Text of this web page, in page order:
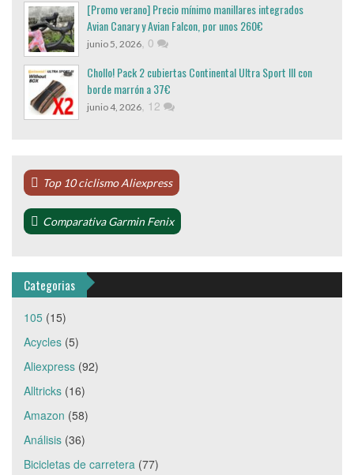
[Promo verano] Precio mínimo manillares integrados
Avian Canary y Avian Falcon, por unos 260€
junio 5, 2026, 0
Chollo! Pack 2 cubiertas Continental Ultra Sport III con
borde marrón a 37€
junio 4, 2026, 12
Top 10 ciclismo Aliexpress
Comparativa Garmin Fenix
Categorias
105 (15)
Acycles (5)
Aliexpress (92)
Alltricks (16)
Amazon (58)
Análisis (36)
Bicicletas de carretera (77)